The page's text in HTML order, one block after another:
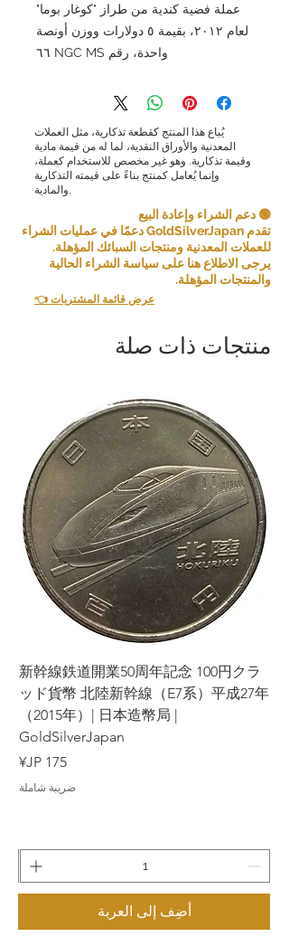
عملة فضية كندية من طراز "كوغار بوما"
لعام ٢٠١٢، بقيمة ٥ دولارات ووزن أونصة
واحدة، رقم NGC MS ٦٦
يُباع هذا المنتج كقطعة تذكارية، مثل العملات
المعدنية والأوراق النقدية، لما له من قيمة مادية
وقيمة تذكارية. وهو غير مخصص للاستخدام كعملة،
وإنما يُعامل كمنتج بناءً على قيمته التذكارية
🟢 دعم الشراء وإعادة البيع
تقدم GoldSilverJapan دعمًا في عمليات الشراء
للعملات المعدنية ومنتجات السبائك المؤهلة.
يرجى الاطلاع هنا على سياسة الشراء الحالية
والمنتجات المؤهلة.
👈 عرض قائمة المشتريات
منتجات ذات صلة
新幹線鉄道開業50周年記念 100円クラ
ッド貨幣 北陸新幹線（E7系）平成27年
（2015年）| 日本造幣局 |
GoldSilverJapan
السعر
ضريبة شاملة
أضِف إلى العربة